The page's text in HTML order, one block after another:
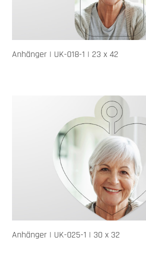
Anhänger | UK-018-1 | 23 x 42
Anhänger | UK-025-1 | 30 x 32